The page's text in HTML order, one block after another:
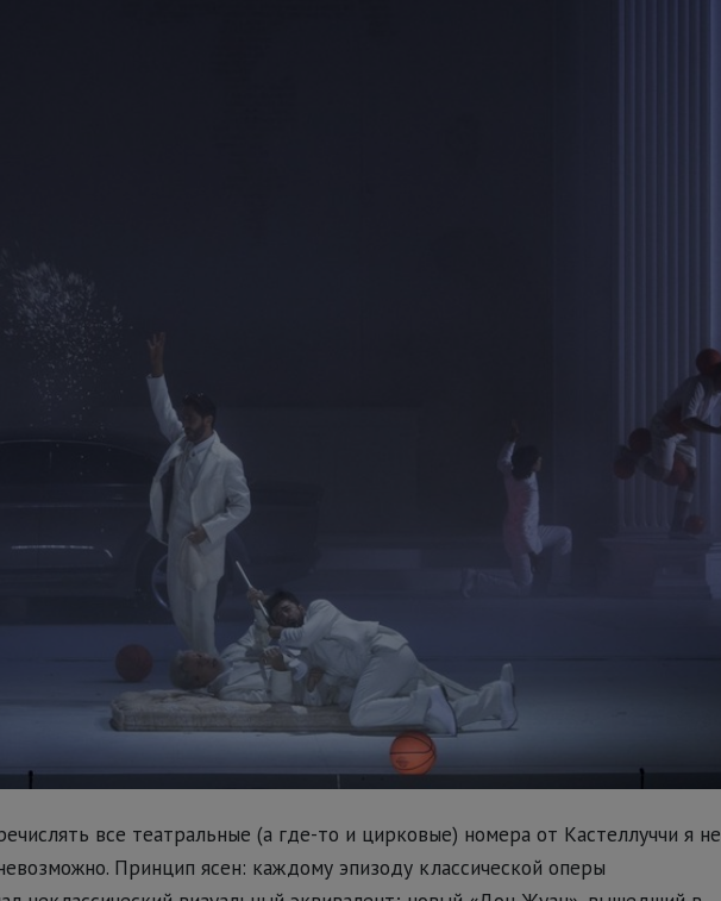
все театральные (а где-то и цирковые) номера от Кастеллуччи я не
Принцип ясен: каждому эпизоду классической оперы